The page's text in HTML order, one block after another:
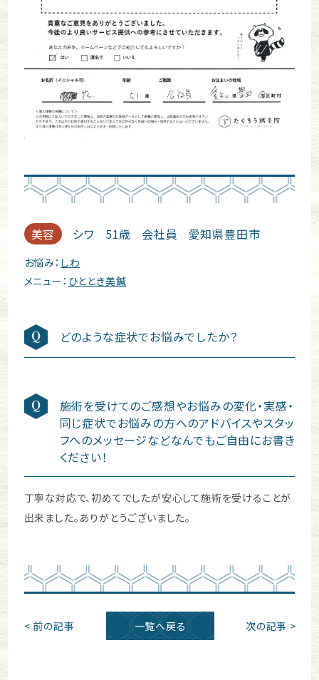
美容 シワ 51歳 会社員 愛知県豊田市
お悩み： しわ
メニュー： ひととき美鍼
どのような症状でお悩みでしたか？
施術を受けてのご感想やお悩みの変化・実感・
同じ症状でお悩みの方へのアドバイスやスタッ
フへのメッセージなどなんでもご自由にお書き
ください！
丁寧な対応で、初めてでしたが安心して施術を受けることが
出来ました。ありがとうございました。
< 前の記事 一覧へ戻る 次の記事 >